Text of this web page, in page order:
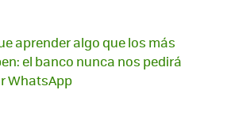
aprender algo que los más
el banco nunca nos pedirá
WhatsApp